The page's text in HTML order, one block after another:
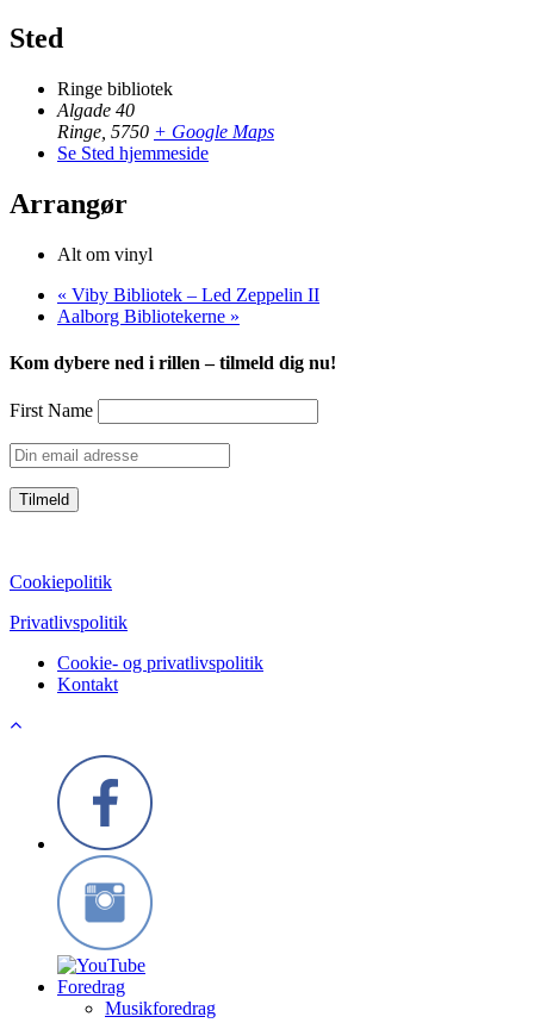
Sted
Ringe bibliotek
Algade 40
Ringe 5750 + Google Maps
Se Sted hjemmeside
Arrangør
Alt om vinyl
« Viby Bibliotek – Led Zeppelin II
Aalborg Bibliotekerne »
Kom dybere ned i rillen – tilmeld dig nu!
First Name
Cookiepolitik
Privatlivspolitik
Cookie- og privatlivspolitik
Kontakt
Foredrag
Musikforedrag